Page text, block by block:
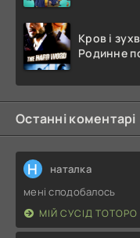
Кров і
Родинне
Останні коментарі
Н наталка
мені сподобалось
МІЙ СУСІД ТОТОРО